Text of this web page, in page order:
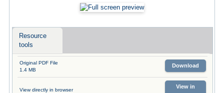
Resource
tools
Original PDF File
1.4 MB
Download
View directly in browser
View in